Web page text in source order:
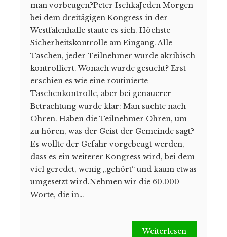
man vorbeugen?Peter IschkaJeden Morgen
bei dem dreitägigen Kongress in der
Westfalenhalle staute es sich. Höchste
Sicherheitskontrolle am Eingang. Alle
Taschen, jeder Teilnehmer wurde akribisch
kontrolliert. Wonach wurde gesucht? Erst
erschien es wie eine routinierte
Taschenkontrolle, aber bei genauerer
Betrachtung wurde klar: Man suchte nach
Ohren. Haben die Teilnehmer Ohren, um
zu hören, was der Geist der Gemeinde sagt?
Es wollte der Gefahr vorgebeugt werden,
dass es ein weiterer Kongress wird, bei dem
viel geredet, wenig „gehört“ und kaum etwas
umgesetzt wird.Nehmen wir die 60.000
Worte, die in…
Weiterlesen